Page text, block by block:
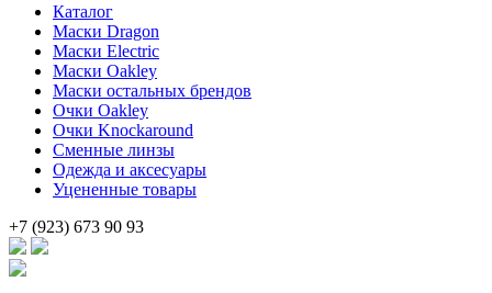
Каталог
Маски Dragon
Маски Electric
Маски Oakley
Маски остальных брендов
Очки Oakley
Очки Knockaround
Сменные линзы
Одежда и аксесуары
Уцененные товары
+7 (923) 673 90 93